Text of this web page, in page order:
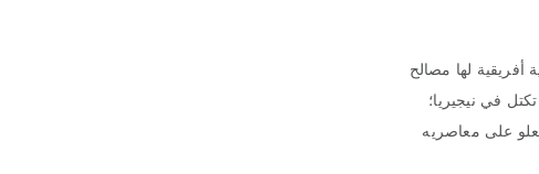
لها مصالح
في نيجيريا؛
على معاصريه